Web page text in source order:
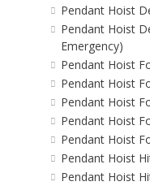
Pendant Hoist
Pendant Hoist
Emergency)
Pendant Hoist
Pendant Hoist
Pendant Hoist
Pendant Hoist
Pendant Hoist
Pendant Hoist
Pendant Hoist